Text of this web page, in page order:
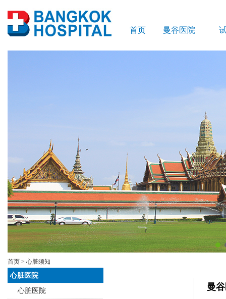
首页 曼谷医院
首页 > 心脏须知
心脏医院
心脏医院
曼